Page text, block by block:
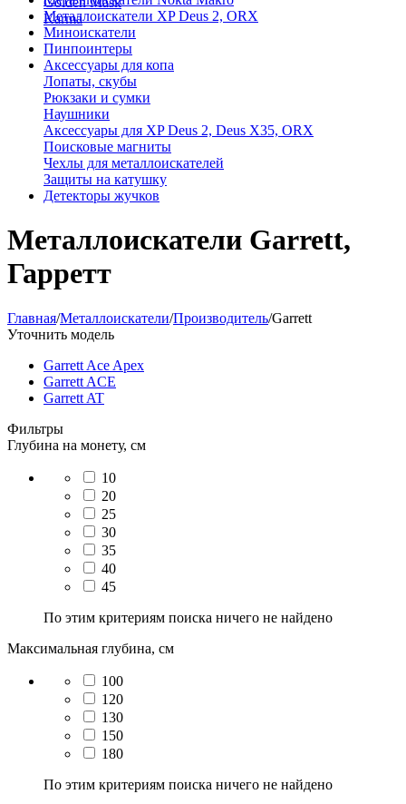
Karma
Металлоискатели XP Deus 2, ORX
Миноискатели
Пинпоинтеры
Аксессуары для копа
Лопаты, скубы
Рюкзаки и сумки
Наушники
Аксессуары для XP Deus 2, Deus X35, ORX
Поисковые магниты
Чехлы для металлоискателей
Защиты на катушку
Детекторы жучков
Металлоискатели Garrett,
Гарретт
Главная/Металлоискатели/Производитель/Garrett
Уточнить модель
Garrett Ace Apex
Garrett ACE
Garrett AT
Фильтры
Глубина на монету, см
10
20
25
30
35
40
45
По этим критериям поиска ничего не найдено
Максимальная глубина, см
100
120
130
150
180
По этим критериям поиска ничего не найдено